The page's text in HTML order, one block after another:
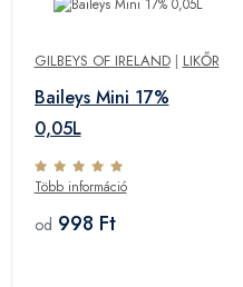
GILBEYS OF IRELAND| LIKŐR
Baileys Mini 17%
0,05L
Több információ
od 998 Ft